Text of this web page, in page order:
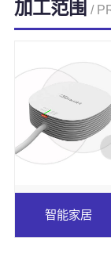
加工范围 /
智能家居